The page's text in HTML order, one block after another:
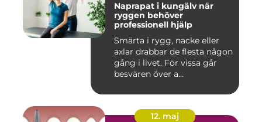
Naprapat i kungälv när
ryggen behöver
professionell hjälp
Smärta i rygg, nacke eller
axlar drabbar de flesta någon
gång i livet. För vissa går
besvären över a...
12. maj